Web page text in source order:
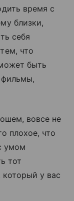
время с
близки,
себя
что
быть
фильмы,
вовсе не
плохое, что
умом
тот
который у вас